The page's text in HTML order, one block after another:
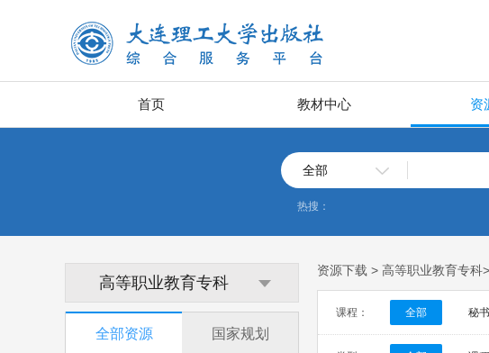
首页 教材中心 资
全部
热搜：
高等职业教育专科
全部资源 国家规划
资源下载 > 高等职业教育专科
课程： 全部 秘